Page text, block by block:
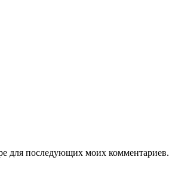
для последующих моих комментариев.